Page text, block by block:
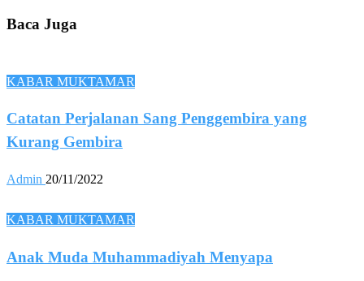
Baca Juga
KABAR MUKTAMAR
Catatan Perjalanan Sang Penggembira yang
Kurang Gembira
Admin 20/11/2022
KABAR MUKTAMAR
Anak Muda Muhammadiyah Menyapa